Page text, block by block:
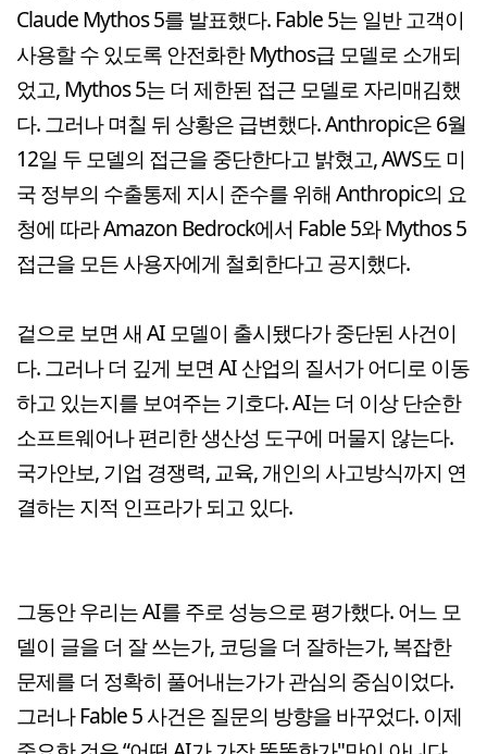
Claude Mythos 5를 발표했다. Fable 5는 일반 고객이
사용할 수 있도록 안전화한 Mythos급 모델로 소개되
었고, Mythos 5는 더 제한된 접근 모델로 자리매김했
다. 그러나 며칠 뒤 상황은 급변했다. Anthropic은 6월
12일 두 모델의 접근을 중단한다고 밝혔고, AWS도 미
국 정부의 수출통제 지시 준수를 위해 Anthropic의 요
청에 따라 Amazon Bedrock에서 Fable 5와 Mythos 5
접근을 모든 사용자에게 철회한다고 공지했다.
겉으로 보면 새 AI 모델이 출시됐다가 중단된 사건이
다. 그러나 더 깊게 보면 AI 산업의 질서가 어디로 이동
하고 있는지를 보여주는 기호다. AI는 더 이상 단순한
소프트웨어나 편리한 생산성 도구에 머물지 않는다.
국가안보, 기업 경쟁력, 교육, 개인의 사고방식까지 연
결하는 지적 인프라가 되고 있다.
그동안 우리는 AI를 주로 성능으로 평가했다. 어느 모
델이 글을 더 잘 쓰는가, 코딩을 더 잘하는가, 복잡한
문제를 더 정확히 풀어내는가가 관심의 중심이었다.
그러나 Fable 5 사건은 질문의 방향을 바꾸었다. 이제